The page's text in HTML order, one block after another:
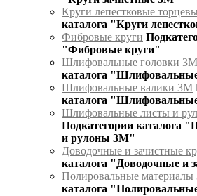
Круги лепестковые
каталога "Круги
Фибровые круги
"Фибровые круги"
Шлифовальные головки 3М
каталога
Шлифовальные валики 3М
каталога
Шлифовальные листы и
Подкатегории каталога
и рулоны 3М"
Доводочные и зачистные
каталога "Доводочные и
Полировальные
каталога